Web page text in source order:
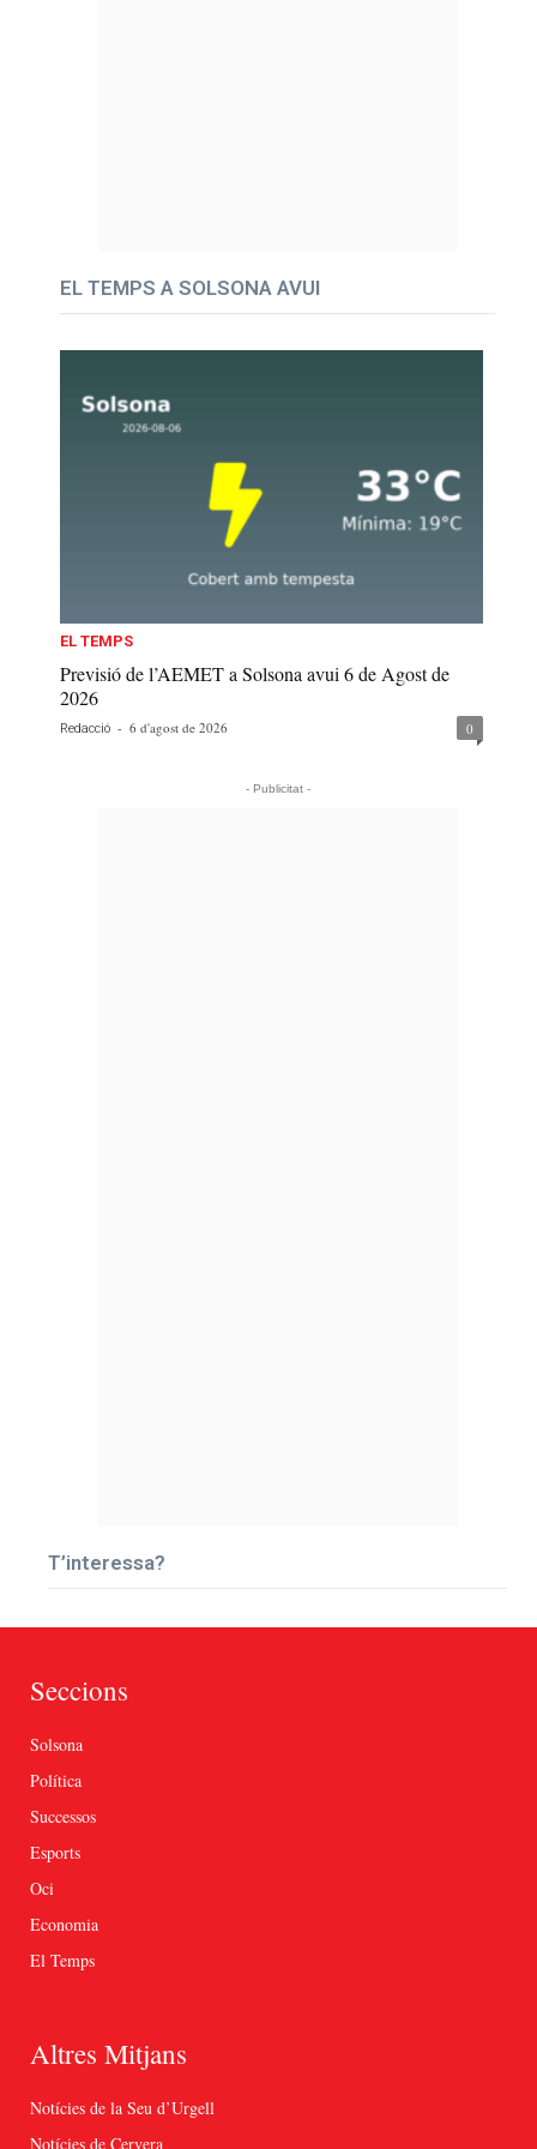
EL TEMPS A SOLSONA AVUI
EL TEMPS
Previsió de l’AEMET a Solsona avui 6 de Agost de
2026
Redacció - 6 d'agost de 2026 0
- Publicitat -
T’interessa?
Seccions
Solsona
Política
Successos
Esports
Oci
Economia
El Temps
Altres Mitjans
Notícies de la Seu d’Urgell
Notícies de Cervera